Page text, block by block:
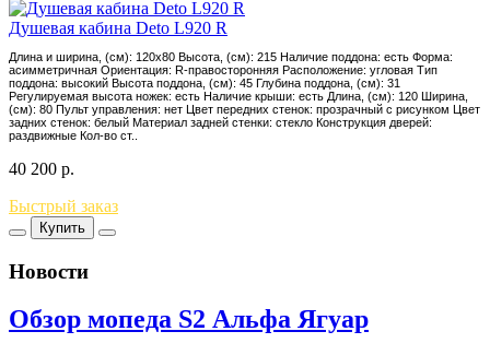
Душевая кабина Deto L920 R
Длина и ширина, (см): 120x80 Высота, (см): 215 Наличие поддона: есть Форма:
асимметричная Ориентация: R-правосторонняя Расположение: угловая Тип
поддона: высокий Высота поддона, (см): 45 Глубина поддона, (см): 31
Регулируемая высота ножек: есть Наличие крыши: есть Длина, (см): 120 Ширина,
(см): 80 Пульт управления: нет Цвет передних стенок: прозрачный с рисунком Цвет
задних стенок: белый Материал задней стенки: стекло Конструкция дверей:
раздвижные Кол-во ст..
40 200 р.
Быстрый заказ
Купить
Новости
Обзор мопеда S2 Альфа Ягуар